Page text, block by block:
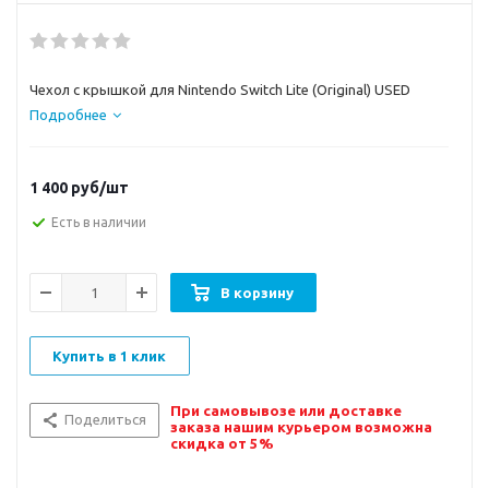
Чехол с крышкой для Nintendo Switch Lite (Original) USED
Подробнее
1 400 руб/шт
Есть в наличии
В корзину
Купить в 1 клик
Поделиться
При самовывозе или доставке
заказа нашим курьером возможна
скидка от 5%